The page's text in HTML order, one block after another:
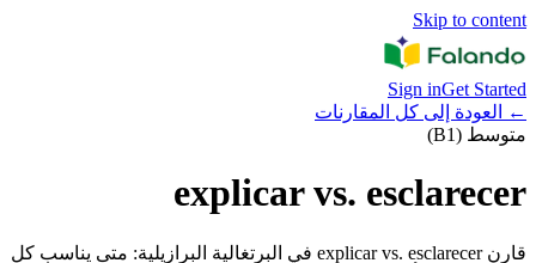
Skip to content
Sign inGet Started
←
العودة إلى كل المقارنات
متوسط (B1)
explicar vs. esclarecer
قارن explicar vs. esclarecer في البرتغالية البرازيلية: متى يناسب كل